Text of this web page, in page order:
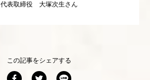
代表取締役 大塚次生さん
この記事をシェアする